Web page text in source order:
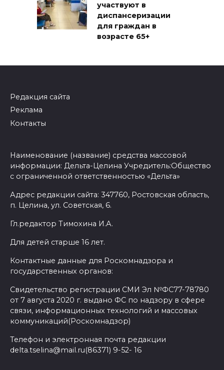
участвуют в
диспансеризации
для граждан в
возрасте 65+
Редакция сайта
Реклама
Контакты
Наименование (название) средства массовой
информации: Дельта-Целина Учредитель:Общество
с ограниченной ответственностью «Дельта»
Адрес редакции сайта: 347760, Ростовская область,
п. Целина, ул. Советская, 6.
Гл.редактор Тимохина И.А.
Для детей старше 16 лет.
Контактные данные для Роскомнадзора и
государственных органов:
Свидетельство регистрации СМИ Эл №ФС77-78780
от 7 августа 2020 г. выдано ФС по надзору в сфере
связи, информационных технологий и массовых
коммуникаций(Роскомнадзор)
Телефон и электронная почта редакции
delta.tselina@mail.ru(86371) 9-52- 16